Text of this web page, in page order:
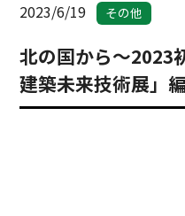
2023/6/19 その他
北の国から～2023
建築未来技術展」